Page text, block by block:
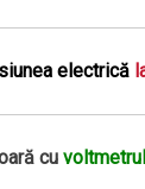
electrică
cu